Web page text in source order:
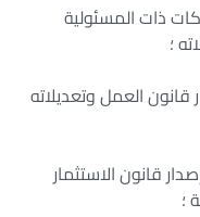
ذات المسئولية
؛
رقم ١٢ لسنة ٢٠٠٣ بإصدار قانون العمل وتعديلاته
القانون رقم ٧٢ لسنة ٢٠١٧ بإصدار قانون الاستثمار
؛